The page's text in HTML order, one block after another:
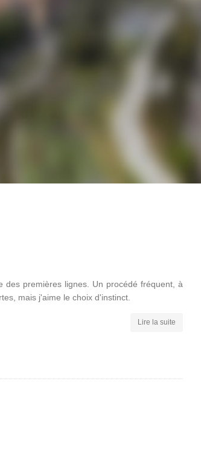
premières lignes. Un procédé fréquent, à
mais j'aime le choix d'instinct.
Lire la suite